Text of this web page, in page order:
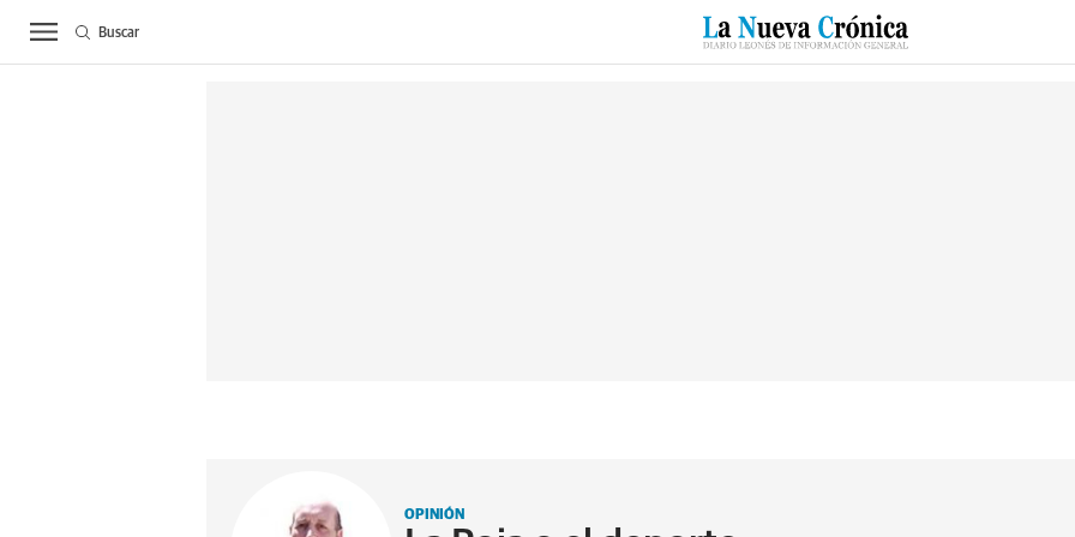
ACTUALIDAD BIERZO SUCESOS CULTURAS ESPECIALES DEPORTES
Buscar
OPINIÓN